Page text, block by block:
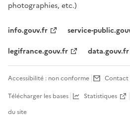
photographies, etc.)
info.gouv.fr
service-
legifrance.gouv.fr
data.gouv.fr
Accessibilité : non conforme Contact
Télécharger les bases
Statistiques
du site